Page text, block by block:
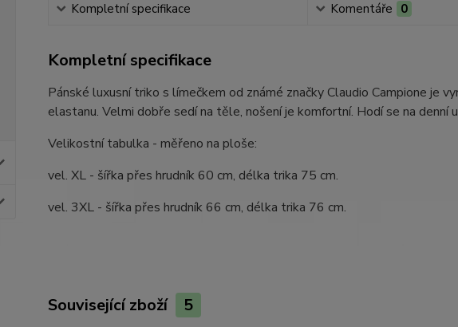
Kompletní specifikace Komentáře 0
Kompletní specifikace
Pánské luxusní triko s límečkem od známé značky Claudio Campione je
elastanu. Velmi dobře sedí na těle, nošení je komfortní. Hodí se na denní
Velikostní tabulka - měřeno na ploše:
vel. XL - šířka přes hrudník 60 cm, délka trika 75 cm.
vel. 3XL - šířka přes hrudník 66 cm, délka trika 76 cm.
Související zboží 5